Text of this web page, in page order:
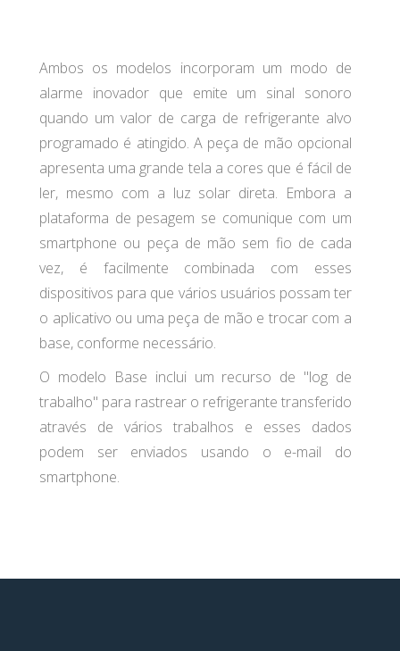
Ambos os modelos incorporam um modo de
alarme inovador que emite um sinal sonoro
quando um valor de carga de refrigerante alvo
programado é atingido. A peça de mão opcional
apresenta uma grande tela a cores que é fácil de
ler, mesmo com a luz solar direta. Embora a
plataforma de pesagem se comunique com um
smartphone ou peça de mão sem fio de cada
vez, é facilmente combinada com esses
dispositivos para que vários usuários possam ter
o aplicativo ou uma peça de mão e trocar com a
base, conforme necessário.
O modelo Base inclui um recurso de "log de
trabalho" para rastrear o refrigerante transferido
através de vários trabalhos e esses dados
podem ser enviados usando o e-mail do
smartphone.